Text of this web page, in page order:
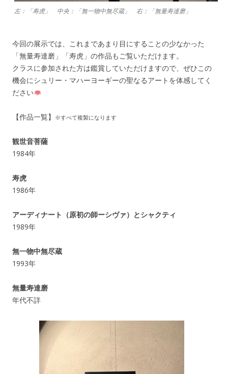
左：「寿虎」 中央：「無一物中無尽蔵」 右：「無量寿達磨」
今回の展示では、これまであまり目にすることの少なかった
「無量寿達磨」「寿虎」の作品もご覧いただけます。
クラスに参加された方は鑑賞していただけますので、ぜひこの
機会にシュリー・マハーヨーギーの聖なるアートを体感してく
ださい
【作品一覧】 ※すべて複製になります
観世音菩薩
1984年
寿虎
1986年
アーディナート（原初の師ーシヴァ）とシャクティ
1989年
無一物中無尽蔵
1993年
無量寿達磨
年代不詳